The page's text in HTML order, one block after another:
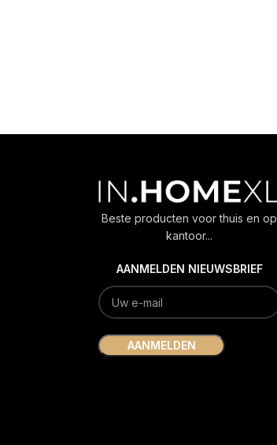
Beste producten voor thuis en op
kantoor...
AANMELDEN NIEUWSBRIEF